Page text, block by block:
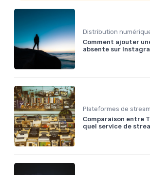
Distribution
Comment ajouter
absente sur
Comparaison entre
quel service de